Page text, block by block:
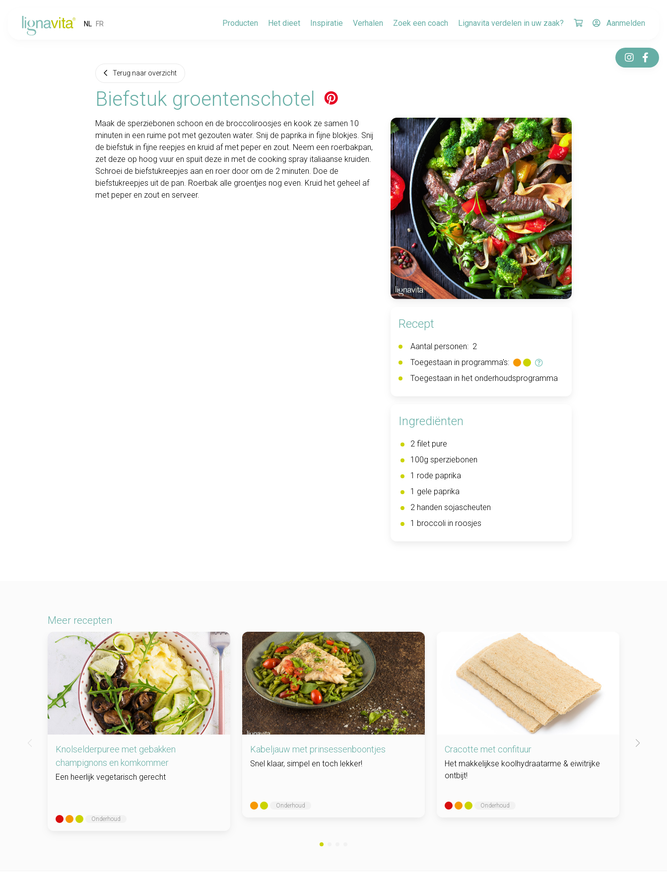
NL FR Producten Het dieet Inspiratie Verhalen Zoek een coach Lignavita verdelen in uw zaak? Aanmelden
Terug naar overzicht
Biefstuk groentenschotel
Maak de sperziebonen schoon en de broccoliroosjes en kook ze samen 10
minuten in een ruime pot met gezouten water. Snij de paprika in fijne blokjes. Snij
de biefstuk in fijne reepjes en kruid af met peper en zout. Neem een roerbakpan,
zet deze op hoog vuur en spuit deze in met de cooking spray italiaanse kruiden.
Schroei de biefstukreepjes aan en roer door om de 2 minuten. Doe de
biefstukreepjes uit de pan. Roerbak alle groentjes nog even. Kruid het geheel af
met peper en zout en serveer.
Recept
Aantal personen: 2
Toegestaan in programma's:
Toegestaan in het onderhoudsprogramma
Ingrediënten
2 filet pure
100g sperziebonen
1 rode paprika
1 gele paprika
2 handen sojascheuten
1 broccoli in roosjes
Meer recepten
Knolselderpuree met gebakken
champignons en komkommer
Een heerlijk vegetarisch gerecht
Onderhoud
Kabeljauw met prinsessenboontjes
Snel klaar, simpel en toch lekker!
Onderhoud
Cracotte met confituur
Het makkelijkse koolhydraatarme & eiwitrijke
ontbijt!
Onderhoud